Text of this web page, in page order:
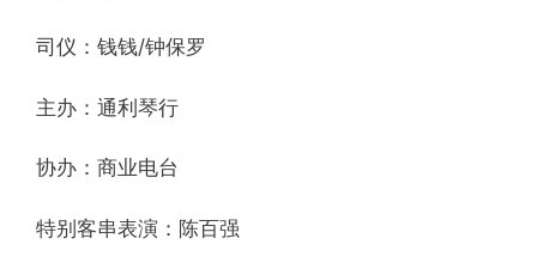
司仪：钱钱/钟保罗
主办：通利琴行
协办：商业电台
特别客串表演：陈百强